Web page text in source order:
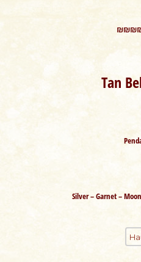
Tan
Silver – Garnet –